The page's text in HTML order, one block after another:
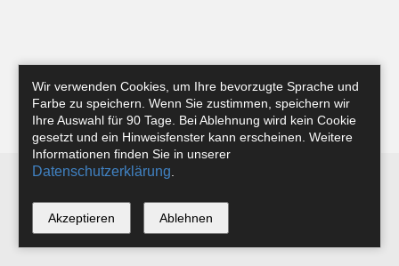
Instagram
*
Wir verwenden Cookies, um Ihre bevorzugte Sprache und
Farbe zu speichern. Wenn Sie zustimmen, speichern wir
Ihre Auswahl für 90 Tage. Bei Ablehnung wird kein Cookie
gesetzt und ein Hinweisfenster kann erscheinen. Weitere
Informationen finden Sie in unserer
Datenschutzerklärung
Akzeptieren Ablehnen